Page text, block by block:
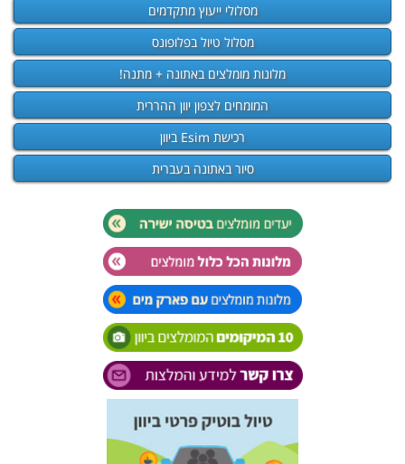
מסלולי ייעוץ מתקדמים
מסלול טיול בפלופונס
מלונות מומלצים באתונה + מתנה!
המומחים לצפון יוון ההררית
רכישת Esim ביוון
סיור באתונה בעברית